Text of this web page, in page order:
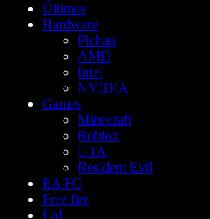
Últimas
Hardware
Pichau
AMD
Intel
NVIDIA
Games
Minecraft
Roblox
GTA
Resident Evil
EA FC
Free fire
LoL